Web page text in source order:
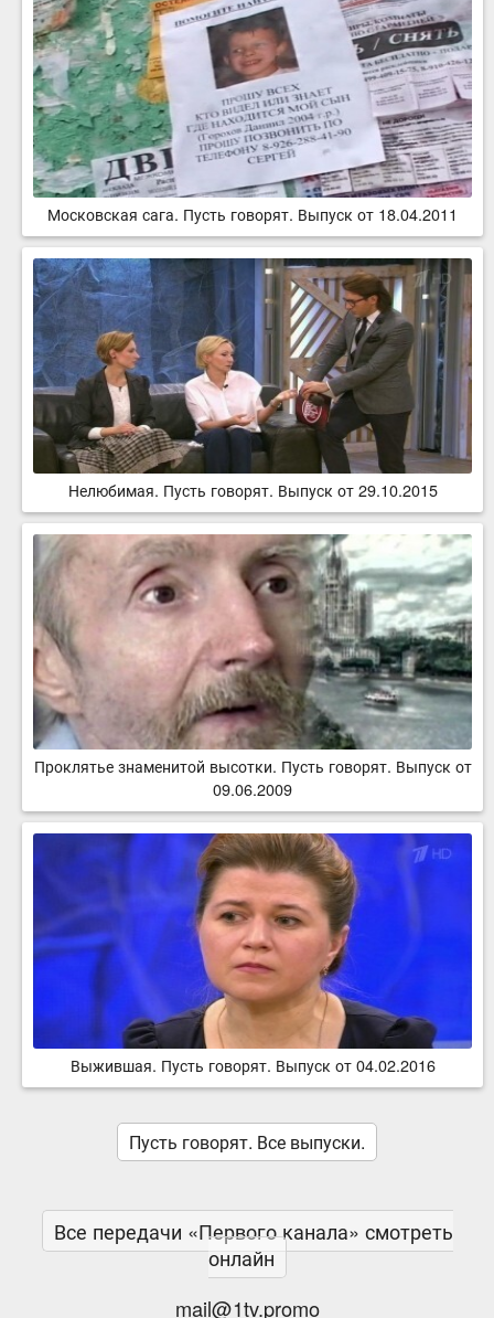
Московская сага. Пусть говорят. Выпуск от 18.04.2011
Нелюбимая. Пусть говорят. Выпуск от 29.10.2015
Проклятье знаменитой высотки. Пусть говорят. Выпуск от
09.06.2009
Выжившая. Пусть говорят. Выпуск от 04.02.2016
Пусть говорят. Все выпуски.
Все передачи «Первого канала» смотреть
онлайн
mail@1tv.promo